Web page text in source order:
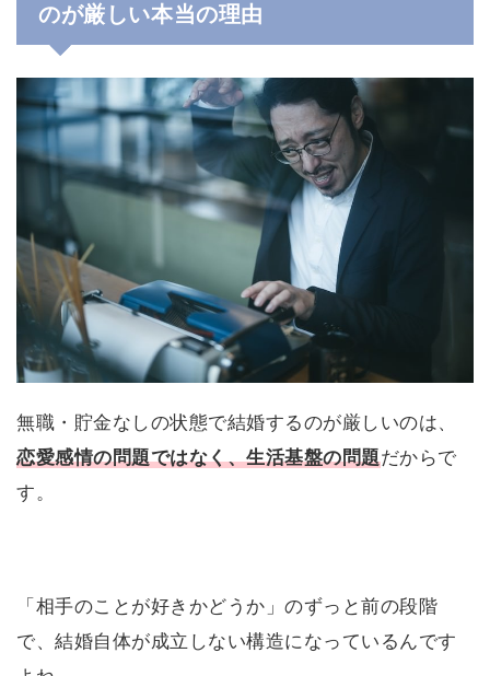
のが厳しい本当の理由
無職・貯金なしの状態で結婚するのが厳しいのは、
恋愛感情の問題ではなく、生活基盤の問題だからで
す。
「相手のことが好きかどうか」のずっと前の段階
で、結婚自体が成立しない構造になっているんです